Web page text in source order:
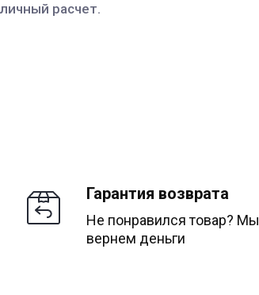
расчет.
Гарантия возврата
Не понравился товар? Мы
вернем деньги